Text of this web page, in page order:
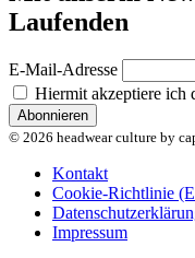
Laufenden
E-Mail-Adresse
Hiermit akzeptiere ich
© 2026 headwear culture by
Kontakt
Cookie-Richtlinie
Impressum